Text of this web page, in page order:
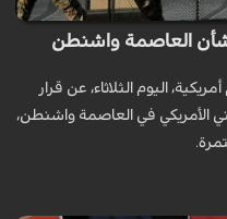
العاصمة واشنطن
اليوم الثلاثاء، عن قرار
الأمريكي في العاصمة واشنطن،